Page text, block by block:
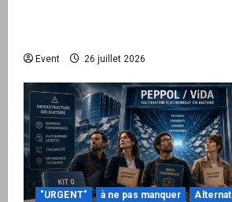
Event 26 juillet 2026
"URGENT" à ne pas manquer